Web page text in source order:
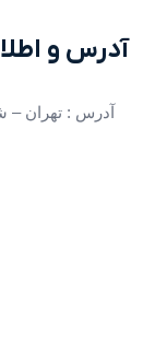
آدرس و
آدرس : تهران –